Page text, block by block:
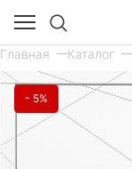
Главная Каталог
- 5%